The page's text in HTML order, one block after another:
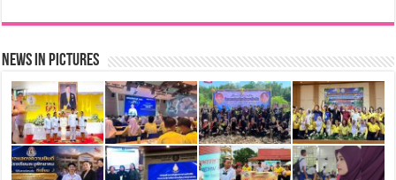
News in Pictures